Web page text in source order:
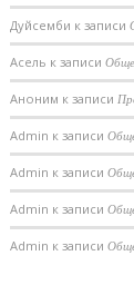
Дуйсемби к записи
Асель к записи
Аноним к записи
Admin к записи
Admin к записи
Admin к записи
Admin к записи